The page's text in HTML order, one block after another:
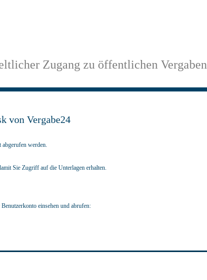
Zugang zu öffentlichen Vergaben
von Vergabe24
werden.
Sie Zugriff auf die Unterlagen erhalten.
einsehen und abrufen: